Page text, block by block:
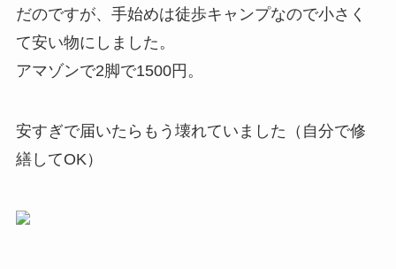
だのですが、手始めは徒歩キャンプなので小さく
て安い物にしました。
アマゾンで2脚で1500円。
安すぎで届いたらもう壊れていました（自分で修
繕してOK）